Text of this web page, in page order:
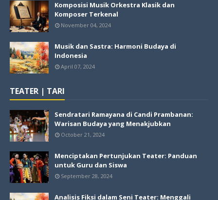
Komposisi Musik Orkestra Klasik dan
Komposer Terkenal
November 04, 2024
Musik dan Sastra: Harmoni Budaya di
Indonesia
April 07, 2024
TEATER | TARI
Sendratari Ramayana di Candi Prambanan:
Warisan Budaya yang Menakjubkan
October 21, 2024
Menciptakan Pertunjukan Teater: Panduan
untuk Guru dan Siswa
September 28, 2024
Analisis Fiksi dalam Seni Teater: Menggali